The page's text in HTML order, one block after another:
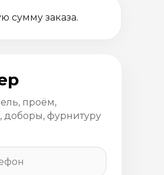
сумму заказа.
проём,
доборы, фурнитуру